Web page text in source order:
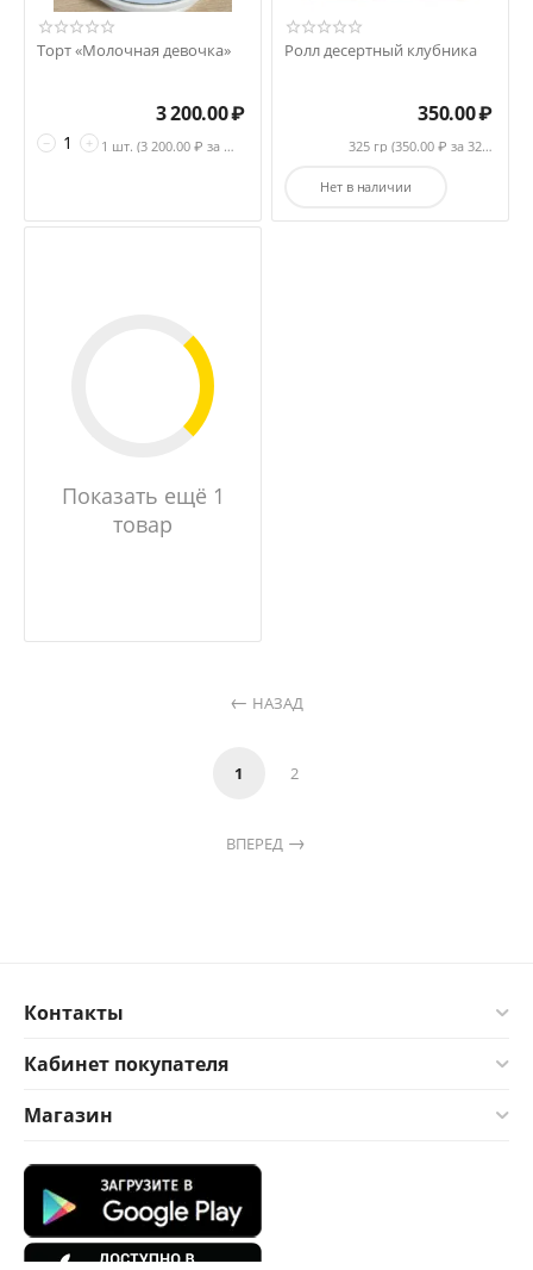
Торт «Молочная девочка»
+
−
3 200.00₽
1 шт. (3 200.00 ₽ за шт.)
Ролл десертный клубника
350.00₽
325 гр (350.00 ₽ за 325 гр)
Нет в наличии
Показать ещё 1
товар
НАЗАД
1 2
ВПЕРЕД
Контакты
Кабинет покупателя
Магазин